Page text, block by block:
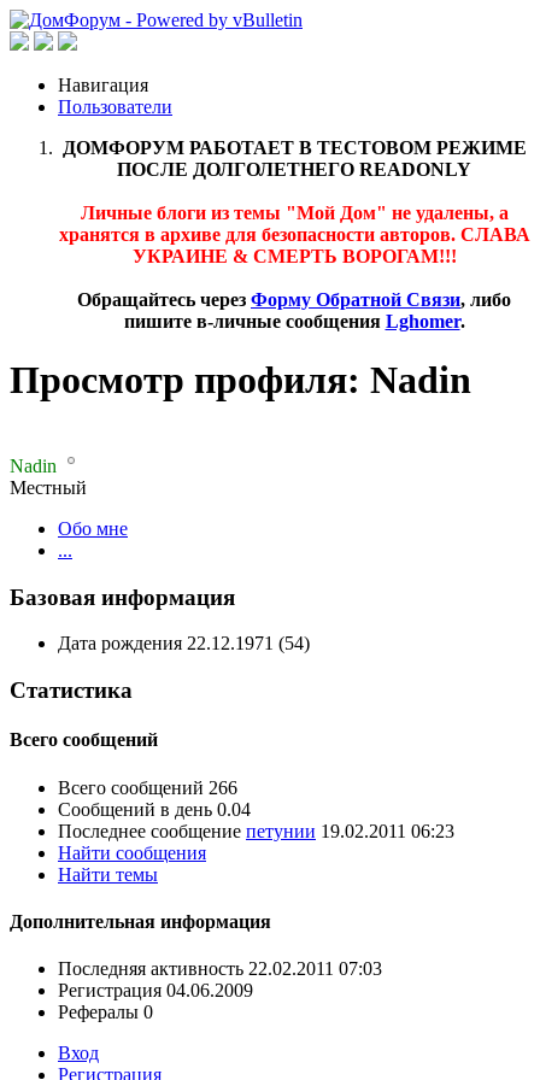
Навигация
Пользователи
ДОМФОРУМ РАБОТАЕТ В ТЕСТОВОМ РЕЖИМЕ
ПОСЛЕ ДОЛГОЛЕТНЕГО READONLY
Личные блоги из темы "Мой Дом" не удалены, а
хранятся в архиве для безопасности авторов. СЛАВА
УКРАИНЕ & СМЕРТЬ ВОРОГАМ!!!
Обращайтесь через Форму Обратной Связи, либо
пишите в-личные сообщения Lghomer.
Просмотр профиля: Nadin
Nadin
Местный
Обо мне
...
Базовая информация
Дата рождения 22.12.1971 (54)
Статистика
Всего сообщений
Всего сообщений 266
Сообщений в день 0.04
Последнее сообщение петунии 19.02.2011 06:23
Найти сообщения
Найти темы
Дополнительная информация
Последняя активность 22.02.2011 07:03
Регистрация 04.06.2009
Рефералы 0
Вход
Регистрация